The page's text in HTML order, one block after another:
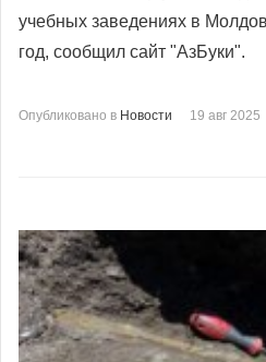
учебных заведениях в
год, сообщил сайт "АзБуки".
Опубликовано в Новости 19 авг 2025